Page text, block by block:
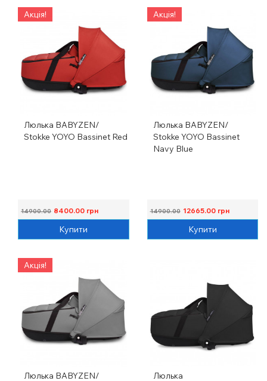
Акція!
Люлька BABYZEN/
Stokke YOYO Bassinet Red
14900.00 8400.00 грн
Купити
Акція!
Люлька BABYZEN/
Stokke YOYO Bassinet
Navy Blue
14900.00 12665.00грн
Купити
Акція!
Люлька BABYZEN/ Люлька